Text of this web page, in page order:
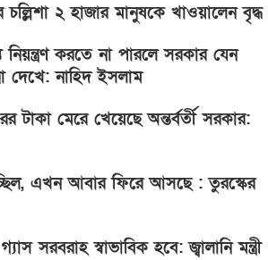
চল্লিশা ২ হাজার মানুষকে খাওয়ালেন বৃদ্ধ
নিয়ন্ত্রণ করতে না পারলে সরকার যেন
দেখে: নাহিদ ইসলাম
টাকা মেরে খেয়েছে অন্তর্বর্তী সরকার:
এখন আবার ফিরে আসছে : তুরস্কের
সরবরাহ স্বাভাবিক হবে: জ্বালানি মন্ত্রী